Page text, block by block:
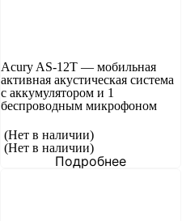
Acury AS-12T — мобильная
активная акустическая система
с аккумулятором и 1
беспроводным микрофоном
(Нет в наличии)
(Нет в наличии)
Подробнее